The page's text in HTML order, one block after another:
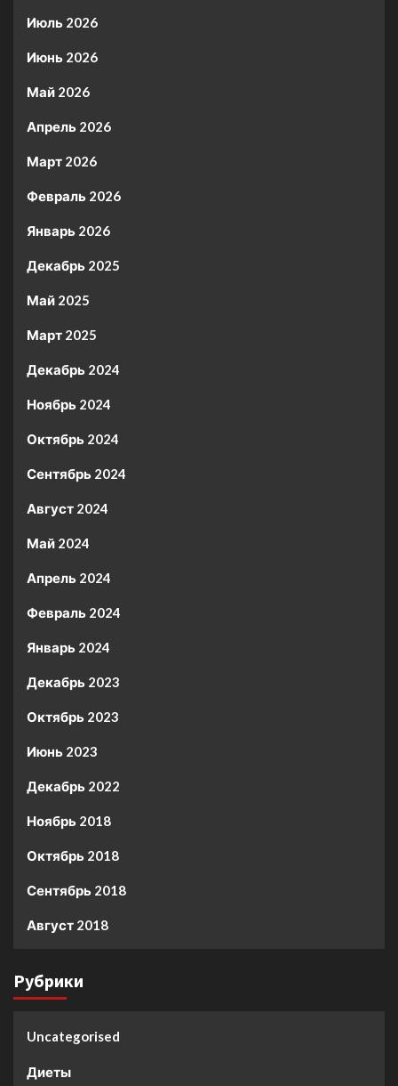
Июль 2026
Июнь 2026
Май 2026
Апрель 2026
Март 2026
Февраль 2026
Январь 2026
Декабрь 2025
Май 2025
Март 2025
Декабрь 2024
Ноябрь 2024
Октябрь 2024
Сентябрь 2024
Август 2024
Май 2024
Апрель 2024
Февраль 2024
Январь 2024
Декабрь 2023
Октябрь 2023
Июнь 2023
Декабрь 2022
Ноябрь 2018
Октябрь 2018
Сентябрь 2018
Август 2018
Рубрики
Uncategorised
Диеты